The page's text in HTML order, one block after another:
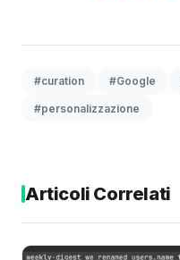
#curation #Google
#personalizzazione
Articoli Correlati